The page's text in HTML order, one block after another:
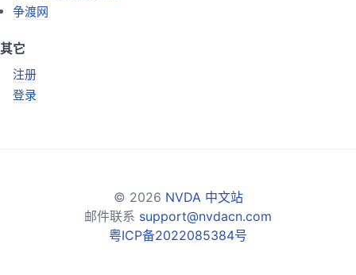
争渡网
其它
注册
登录
© 2026 NVDA 中文站
邮件联系 support@nvdacn.com
粤ICP备2022085384号